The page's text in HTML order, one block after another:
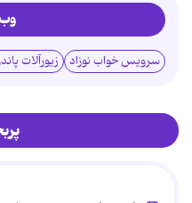
سرویس خواب نوزاد زیورآلات